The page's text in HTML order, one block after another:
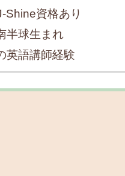
資格あり
半球生まれ
英語講師経験